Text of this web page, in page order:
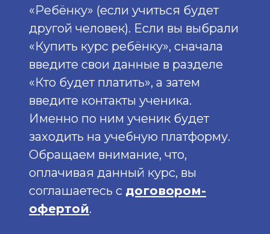
«Ребёнку» (если учиться будет
другой человек). Если вы выбрали
«Купить курс ребёнку», сначала
введите свои данные в разделе
«Кто будет платить», а затем
введите контакты ученика.
Именно по ним ученик будет
заходить на учебную платформу.
Обращаем внимание, что,
оплачивая данный курс, вы
соглашаетесь с договором-
офертой.